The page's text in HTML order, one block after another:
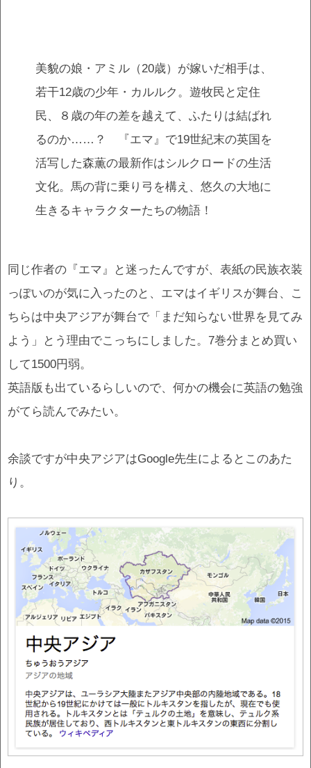
美貌の娘・アミル（20歳）が嫁いだ相手は、
若干12歳の少年・カルルク。遊牧民と定住
民、８歳の年の差を越えて、ふたりは結ばれ
るのか……？ 『エマ』で19世紀末の英国を
活写した森薫の最新作はシルクロードの生活
文化。馬の背に乗り弓を構え、悠久の大地に
生きるキャラクターたちの物語！
同じ作者の『エマ』と迷ったんですが、表紙の民族衣装
っぽいのが気に入ったのと、エマはイギリスが舞台、こ
ちらは中央アジアが舞台で「まだ知らない世界を見てみ
よう」とう理由でこっちにしました。7巻分まとめ買い
して1500円弱。
英語版も出ているらしいので、何かの機会に英語の勉強
がてら読んでみたい。
余談ですが中央アジアはGoogle先生によるとこのあた
り。